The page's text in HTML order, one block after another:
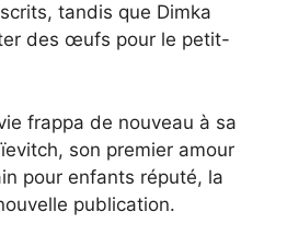
tandis que Dimka
des œufs pour le petit-
frappa de nouveau à sa
son premier amour
pour enfants réputé, la
publication.